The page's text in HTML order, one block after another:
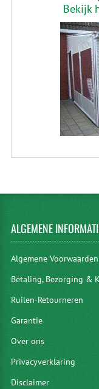
Bekijk
ALGEMENE
Algemene Voorwaarden
Betaling, Bezorging &
Ruilen-Retourneren
Garantie
Over ons
Privacyverklaring
Disclaimer